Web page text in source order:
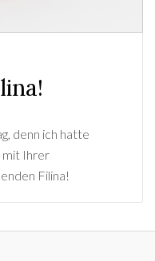
denn ich hatte
mit Ihrer
Filina!